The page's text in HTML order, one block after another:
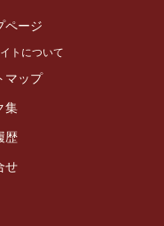
ページ
トについて
マップ
集
歴
せ